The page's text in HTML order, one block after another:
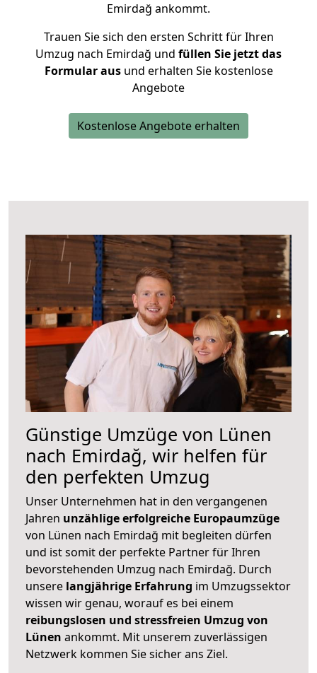
Emirdağ ankommt.
Trauen Sie sich den ersten Schritt für Ihren
Umzug nach Emirdağ und füllen Sie jetzt das
Formular ausund erhalten Sie kostenlose
Angebote
Kostenlose Angebote erhalten
Günstige Umzüge von Lünen
nach Emirdağ, wir helfen für
den perfekten Umzug
Unser Unternehmen hat in den vergangenen
Jahren unzählige erfolgreiche Europaumzüge
von Lünen nach Emirdağ mit begleiten dürfen
und ist somit der perfekte Partner für Ihren
bevorstehenden Umzug nach Emirdağ. Durch
unsere langjährige Erfahrung im Umzugssektor
wissen wir genau, worauf es bei einem
reibungslosen und stressfreien Umzug von
Lünen ankommt. Mit unserem zuverlässigen
Netzwerk kommen Sie sicher ans Ziel.